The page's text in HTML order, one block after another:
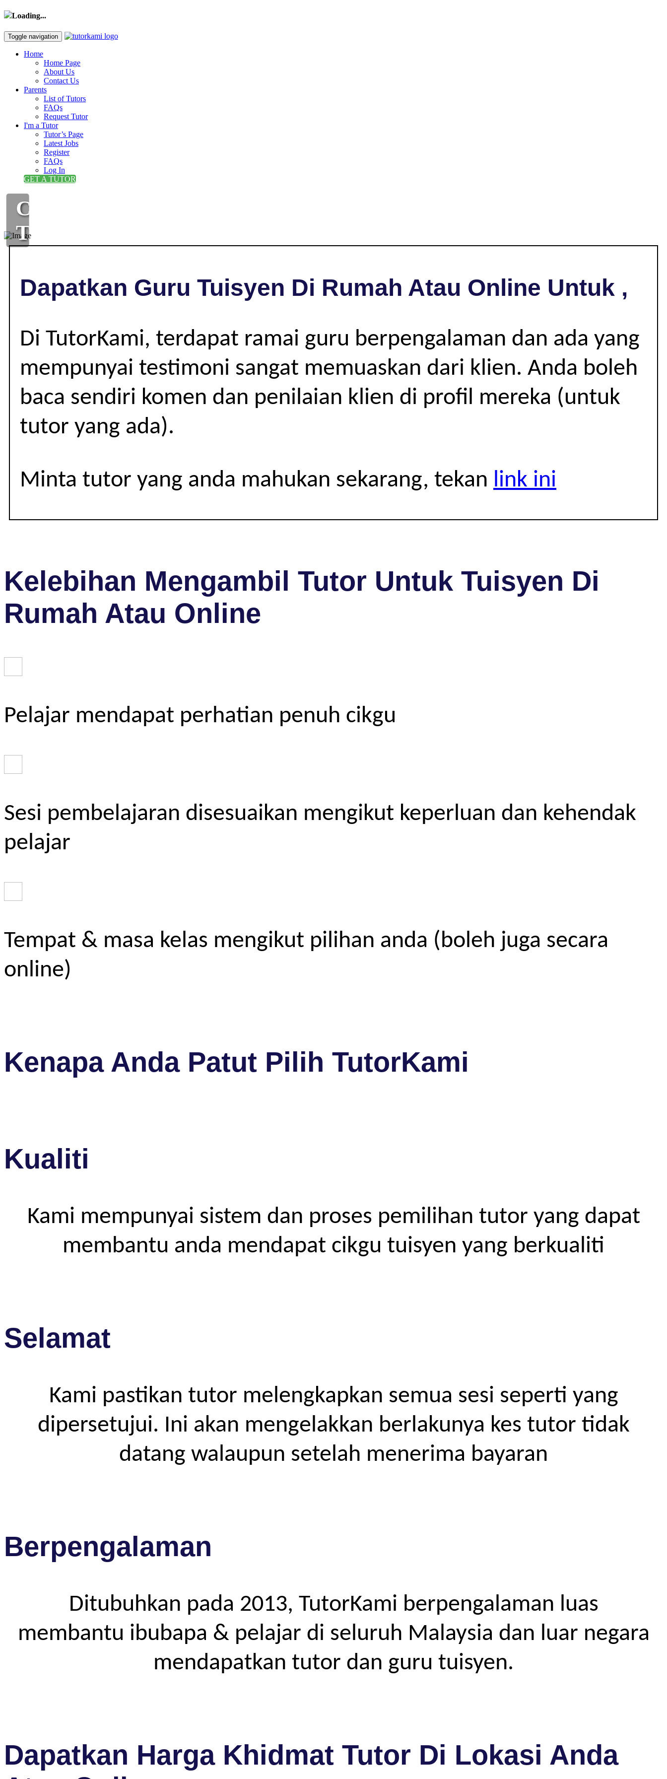
Loading...
Toggle navigation
Home
Home Page
About Us
Contact Us
Parents
List of Tutors
FAQs
Request Tutor
I'm a Tutor
Tutor’s Page
Latest Jobs
Register
FAQs
Log In
GET A TUTOR
CIKGU
TUISYEN
,Dapatkan Guru Tuisyen Di Rumah Atau Online Untuk ,
Di TutorKami, terdapat ramai guru berpengalaman dan ada yang
mempunyai testimoni sangat memuaskan dari klien. Anda boleh
baca sendiri komen dan penilaian klien di profil mereka (untuk
tutor yang ada).
Minta tutor yang anda mahukan sekarang, tekan link ini
Kelebihan Mengambil Tutor Untuk Tuisyen Di
Rumah Atau Online
Pelajar mendapat perhatian penuh cikgu
Sesi pembelajaran disesuaikan mengikut keperluan dan kehendak
pelajar
Tempat & masa kelas mengikut pilihan anda (boleh juga secara
online)
Kenapa Anda Patut Pilih TutorKami
Kualiti
Kami mempunyai sistem dan proses pemilihan tutor yang dapat
membantu anda mendapat cikgu tuisyen yang berkualiti
Selamat
Kami pastikan tutor melengkapkan semua sesi seperti yang
dipersetujui. Ini akan mengelakkan berlakunya kes tutor tidak
datang walaupun setelah menerima bayaran
Berpengalaman
Ditubuhkan pada 2013, TutorKami berpengalaman luas
membantu ibubapa & pelajar di seluruh Malaysia dan luar negara
mendapatkan tutor dan guru tuisyen.
Dapatkan Harga Khidmat Tutor Di Lokasi Anda